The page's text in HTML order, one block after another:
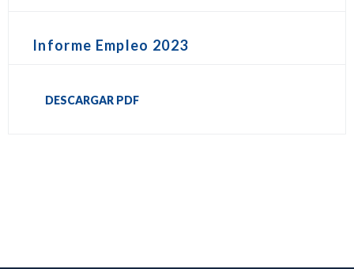
Informe Empleo 2023
DESCARGAR PDF